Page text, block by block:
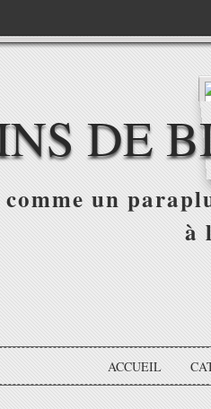
DE
un
à
ACCUEIL